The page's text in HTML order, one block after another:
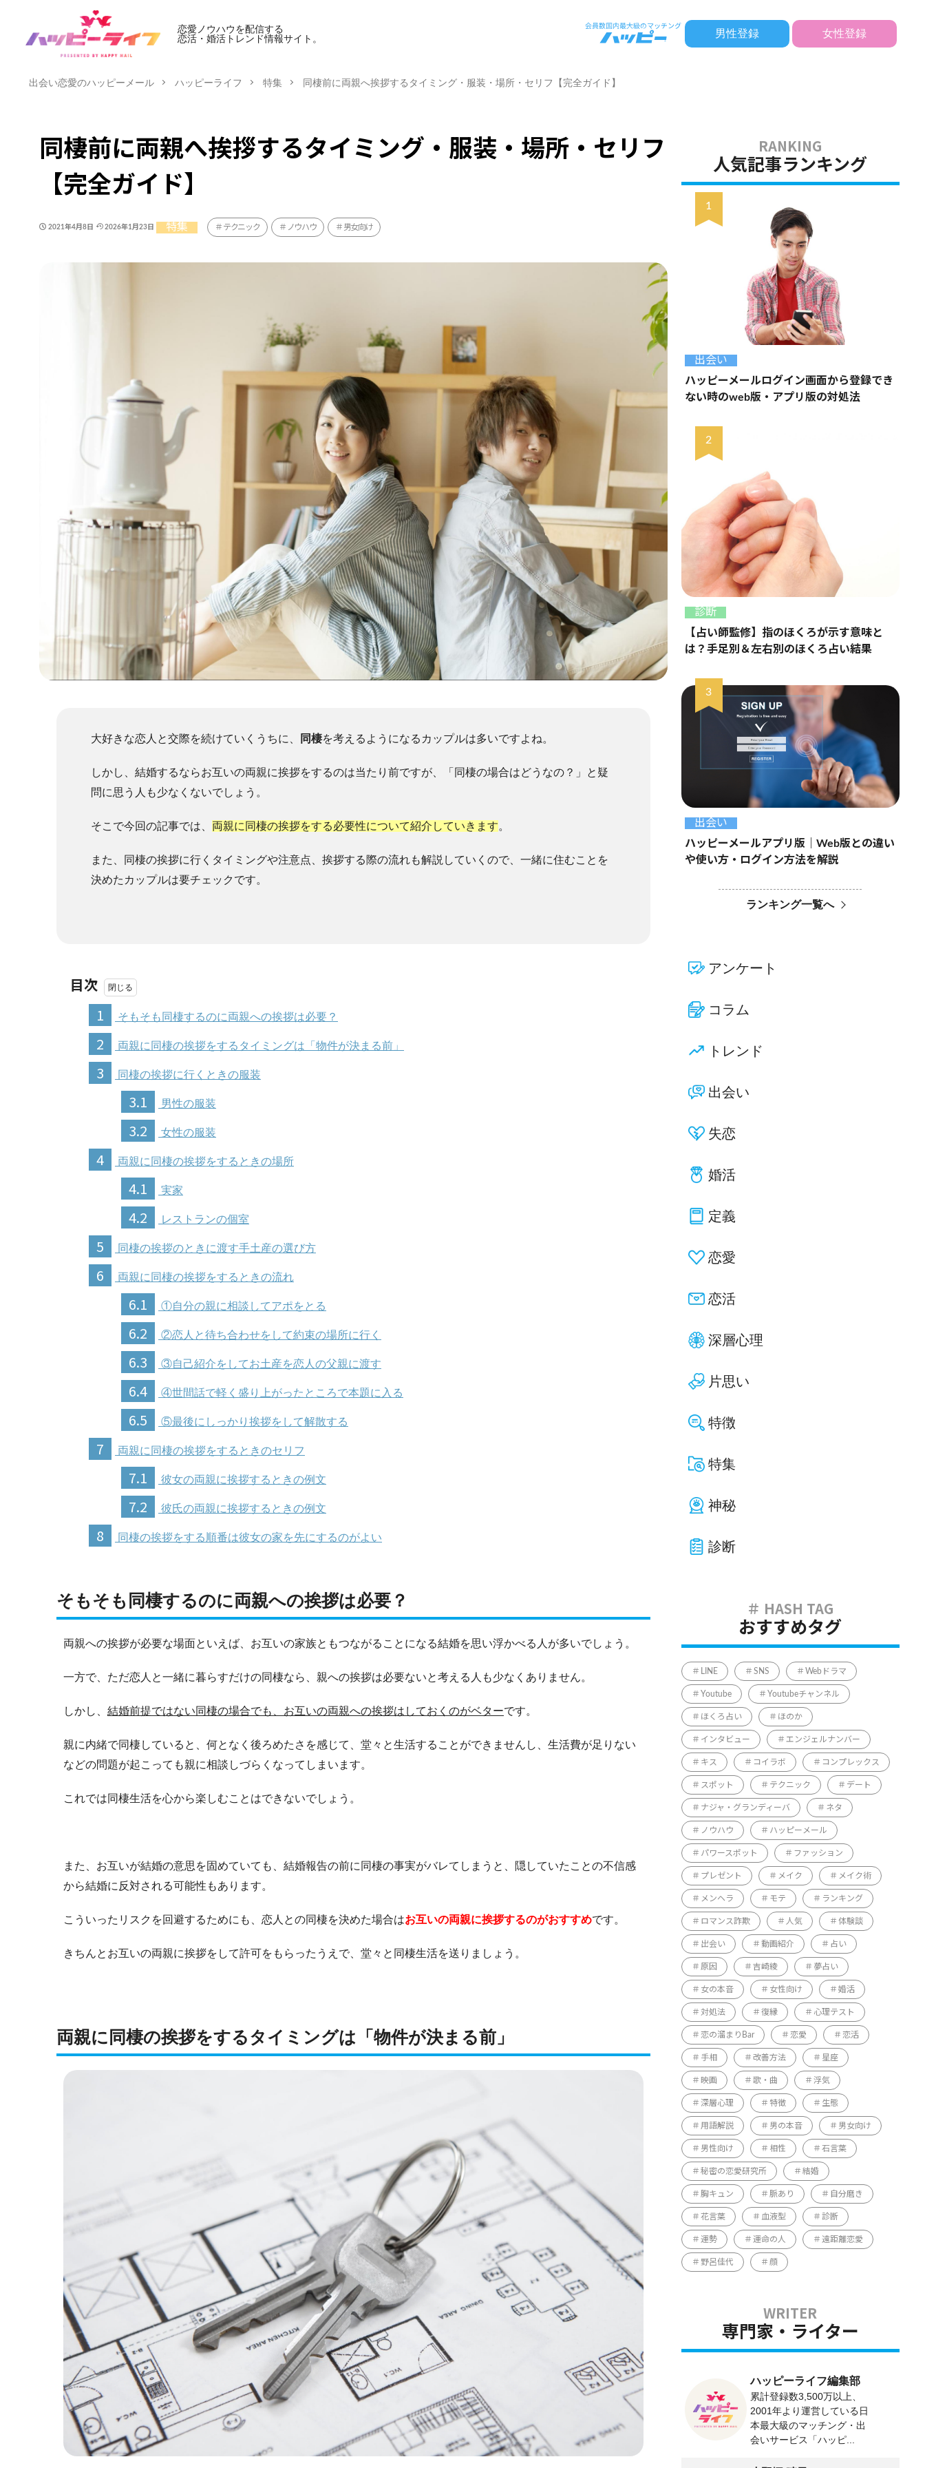
恋愛ノウハウを配信する
恋活・婚活トレンド情報サイト。
男性登録 女性登録
出会い恋愛のハッピーメール ハッピーライフ 特集 同棲前に両親へ挨拶するタイミング・服装・場所・セリフ【完全ガイド】
同棲前に両親へ挨拶するタイミング・服装・場所・セリフ
【完全ガイド】
2021年4月8日 2026年1月23日 特集 テクニック ノウハウ 男女向け
大好きな恋人と交際を続けていくうちに、 同棲を考えるようになるカップルは多いですよね。
しかし、結婚するならお互いの両親に挨拶をするのは当たり前ですが、「同棲の場合はどうなの？」と疑
問に思う人も少なくないでしょう。
そこで今回の記事では、 両親に同棲の挨拶をする必要性について紹介していきます。
また、同棲の挨拶に行くタイミングや注意点、挨拶する際の流れも解説していくので、一緒に住むことを
決めたカップルは要チェックです。
目次
1
そもそも同棲するのに両親への挨拶は必要？
2 両親に同棲の挨拶をするタイミングは「物件が決まる前」
3 同棲の挨拶に行くときの服装
3.1 男性の服装
3.2 女性の服装
4 両親に同棲の挨拶をするときの場所
4.1 実家
4.2 レストランの個室
5 同棲の挨拶のときに渡す手土産の選び方
6 両親に同棲の挨拶をするときの流れ
6.1 ①自分の親に相談してアポをとる
6.2 ②恋人と待ち合わせをして約束の場所に行く
6.3 ③自己紹介をしてお土産を恋人の父親に渡す
6.4 ④世間話で軽く盛り上がったところで本題に入る
6.5 ⑤最後にしっかり挨拶をして解散する
7 両親に同棲の挨拶をするときのセリフ
7.1 彼女の両親に挨拶するときの例文
7.2 彼氏の両親に挨拶するときの例文
8 同棲の挨拶をする順番は彼女の家を先にするのがよい
そもそも同棲するのに両親への挨拶は必要？
両親への挨拶が必要な場面といえば、お互いの家族ともつながることになる結婚を思い浮かべる人が多いでしょう。
一方で、ただ恋人と一緒に暮らすだけの同棲なら、親への挨拶は必要ないと考える人も少なくありません。
しかし、 結婚前提ではない同棲の場合でも、お互いの両親への挨拶はしておくのがベターです。
親に内緒で同棲していると、何となく後ろめたさを感じて、堂々と生活することができませんし、生活費が足りない
などの問題が起こっても親に相談しづらくなってしまいます。
これでは同棲生活を心から楽しむことはできないでしょう。
また、お互いが結婚の意思を固めていても、結婚報告の前に同棲の事実がバレてしまうと、隠していたことの不信感
から結婚に反対される可能性もあります。
こういったリスクを回避するためにも、恋人との同棲を決めた場合はお互いの両親に挨拶するのがおすすめです。
きちんとお互いの両親に挨拶をして許可をもらったうえで、堂々と同棲生活を送りましょう。
両親に同棲の挨拶をするタイミングは「物件が決まる前」
人気記事ランキング
出会い
ハッピーメールログイン画面から登録でき
ない時のweb版・アプリ版の対処法
診断
【占い師監修】指のほくろが示す意味と
は？手足別＆左右別のほくろ占い結果
出会い
ハッピーメールアプリ版｜Web版との違い
や使い方・ログイン方法を解説
ランキング一覧へ
アンケート
コラム
トレンド
出会い
失恋
婚活
定義
恋愛
恋活
深層心理
片思い
特徴
特集
神秘
診断
おすすめタグ
LINE SNS Webドラマ
Youtube Youtubeチャンネル
ほくろ占い ほのか
インタビュー エンジェルナンバー
キス コイラボ コンプレックス
スポット テクニック デート
ナジャ・グランディーバ ネタ
ノウハウ ハッピーメール
パワースポット ファッション
プレゼント メイク メイク術
メンヘラ モテ ランキング
ロマンス詐欺 人気 体験談
出会い 動画紹介 占い
原因 吉崎綾 夢占い
女の本音 女性向け 婚活
対処法 復縁 心理テスト
恋の溜まりBar 恋愛 恋活
手相 改善方法 星座
映画 歌・曲 浮気
深層心理 特徴 生態
用語解説 男の本音 男女向け
男性向け 相性 石言葉
秘密の恋愛研究所 結婚
胸キュン 脈あり 自分磨き
花言葉 血液型 診断
運勢 運命の人 遠距離恋愛
野呂佳代 顔
専門家・ライター
ハッピーライフ編集部
累計登録数3,500万以上、
2001年より運営している日
本最大級のマッチング・出
会いサービス「ハッピ...